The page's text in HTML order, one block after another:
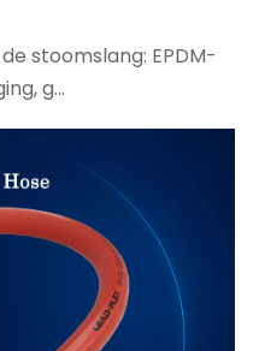
stoomslang: EPDM-
g...